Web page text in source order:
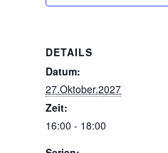
DETAILS
Datum:
27.Oktober.2027
Zeit:
16:00 - 18:00